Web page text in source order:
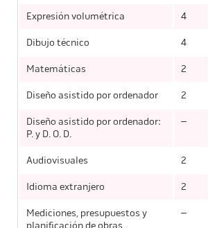
Expresión volumétrica 4
Dibujo técnico 4
Matemáticas 2
Diseño asistido por ordenador 2
Diseño asistido por ordenador:
P. y D. O. D.
–
Audiovisuales 2
Idioma extranjero 2
Mediciones, presupuestos y
–